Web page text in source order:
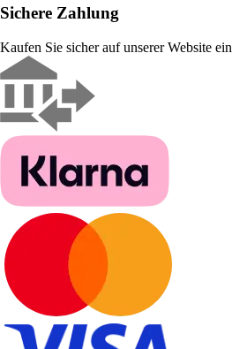
Sichere Zahlung
Kaufen Sie sicher auf unserer Website ein